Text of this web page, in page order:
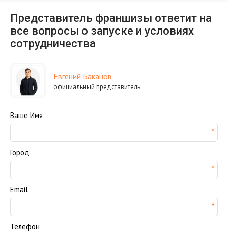
Представитель франшизы ответит на
все вопросы о запуске и условиях
сотрудничества
Евгений Баканов
официальный представитель
Ваше Имя
Город
Email
Телефон